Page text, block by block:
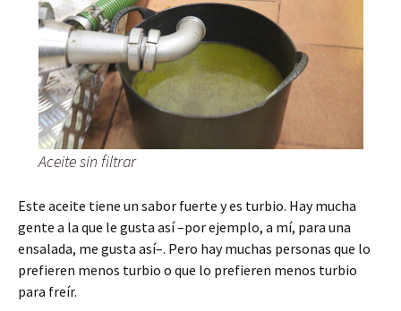
Aceite sin filtrar
Este aceite tiene un sabor fuerte y es turbio. Hay mucha
gente a la que le gusta así –por ejemplo, a mí, para una
ensalada, me gusta así–. Pero hay muchas personas que lo
prefieren menos turbio o que lo prefieren menos turbio
para freír.